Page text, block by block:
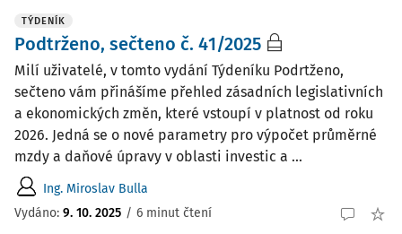
TÝDENÍK
Podtrženo, sečteno č. 41/2025
Milí uživatelé, v tomto vydání Týdeníku Podrtženo,
sečteno vám přinášíme přehled zásadních legislativních
a ekonomických změn, které vstoupí v platnost od roku
2026. Jedná se o nové parametry pro výpočet průměrné
mzdy a daňové úpravy v oblasti investic a ...
Ing. Miroslav Bulla
Vydáno: 9. 10. 2025 / 6 minut čtení